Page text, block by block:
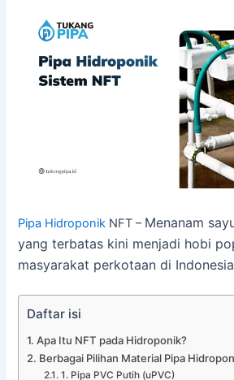
Pipa Hidroponik NFT – Menanam
yang terbatas kini menjadi hobi
masyarakat perkotaan di
Daftar isi
Apa Itu NFT pada Hidroponik?
Berbagai Pilihan Material Pipa
1. Pipa PVC Putih (uPVC)